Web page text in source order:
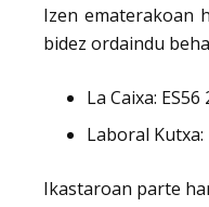
Izen ematerakoan
bidez ordaindu
La Caixa:
Laboral Kutxa:
Ikastaroan parte